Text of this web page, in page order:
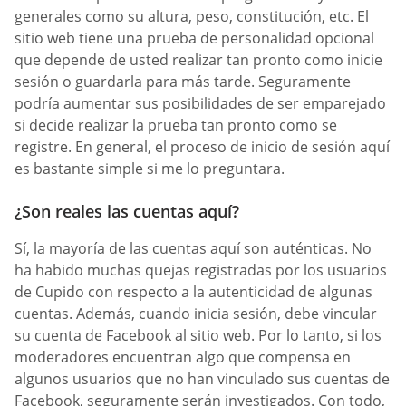
generales como su altura, peso, constitución, etc. El
sitio web tiene una prueba de personalidad opcional
que depende de usted realizar tan pronto como inicie
sesión o guardarla para más tarde. Seguramente
podría aumentar sus posibilidades de ser emparejado
si decide realizar la prueba tan pronto como se
registre. En general, el proceso de inicio de sesión aquí
es bastante simple si me lo preguntara.
¿Son reales las cuentas aquí?
Sí, la mayoría de las cuentas aquí son auténticas. No
ha habido muchas quejas registradas por los usuarios
de Cupido con respecto a la autenticidad de algunas
cuentas. Además, cuando inicia sesión, debe vincular
su cuenta de Facebook al sitio web. Por lo tanto, si los
moderadores encuentran algo que compensa en
algunos usuarios que no han vinculado sus cuentas de
Facebook, seguramente serán investigados. Con todo,